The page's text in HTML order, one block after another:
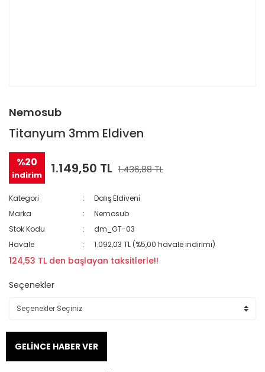
Nemosub
Titanyum 3mm Eldiven
%20
indirim 1.149,50 TL 1.436,88 TL
Kategori
Dalış Eldiveni
Marka
Nemosub
Stok Kodu
dm_GT-03
Havale
1.092,03 TL (%5,00 havale indirimi)
124,53 TL den başlayan taksitlerle!!
Seçenekler
GELİNCE HABER VER